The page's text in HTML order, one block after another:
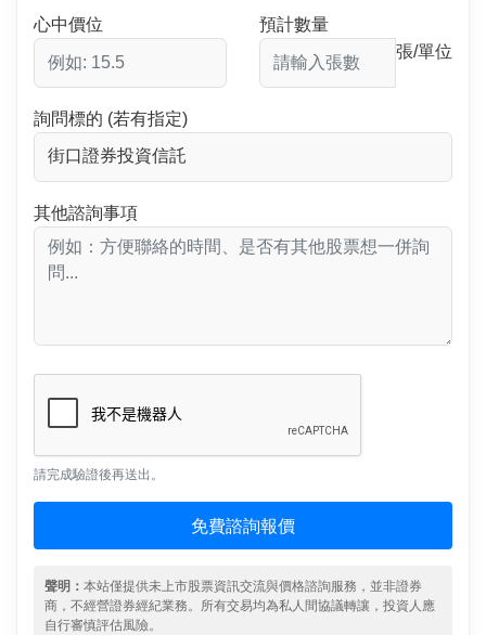
心中價位
預計數量
張/單位
詢問標的 (若有指定)
其他諮詢事項
請完成驗證後再送出。
免費諮詢報價
聲明： 本站僅提供未上市股票資訊交流與價格諮詢服務，並非證券
商，不經營證券經紀業務。所有交易均為私人間協議轉讓，投資人應
自行審慎評估風險。